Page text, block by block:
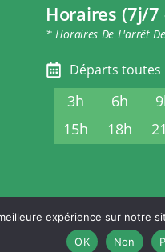
Horaires (7j/7
* Horaires De L'arrêt
Départs toutes
3h 6h
15h
18h
POLITIQUE DE
expérience sur notre
OK
Non